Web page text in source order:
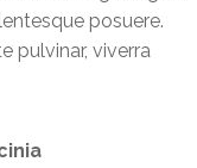
posuere.
pulvinar, viverra